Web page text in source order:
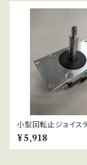
小型回転止ジョイステ
LS-70X-S（静音型）
¥5,918